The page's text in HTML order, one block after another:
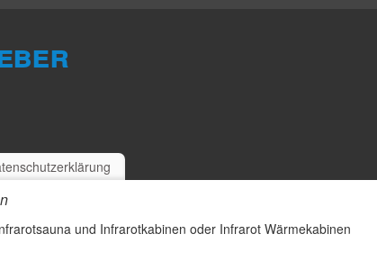
und Infrarotkabinen oder Infrarot Wärmekabinen